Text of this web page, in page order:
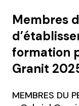
Membres
formation
Granit
MEMBRES DU